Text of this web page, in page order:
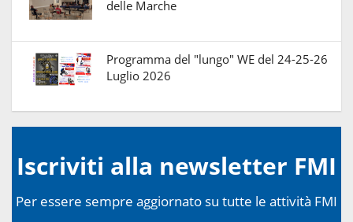
delle Marche
Programma del "lungo" WE del 24-25-26
Luglio 2026
Iscriviti alla newsletter FMI
Per essere sempre aggiornato su tutte le attività FMI